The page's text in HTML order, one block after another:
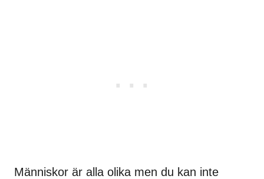
Människor är alla olika men du kan inte